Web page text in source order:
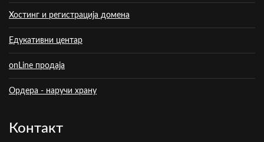
Хостинг и регистрација домена
Едукативни центар
onLine продаја
Ордера - наручи храну
Контакт